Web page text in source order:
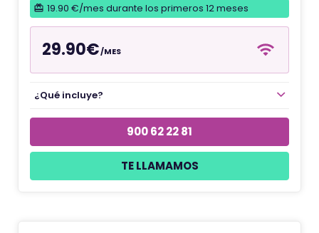
19.90 €/mes durante los primeros 12 meses
29.90€/MES
¿Qué incluye?
900 62 22 81
TE LLAMAMOS